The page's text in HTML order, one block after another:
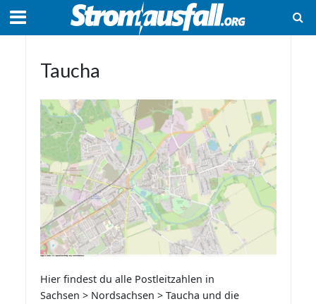
Taucha
Hier findest du alle Postleitzahlen in
Sachsen > Nordsachsen > Taucha und die